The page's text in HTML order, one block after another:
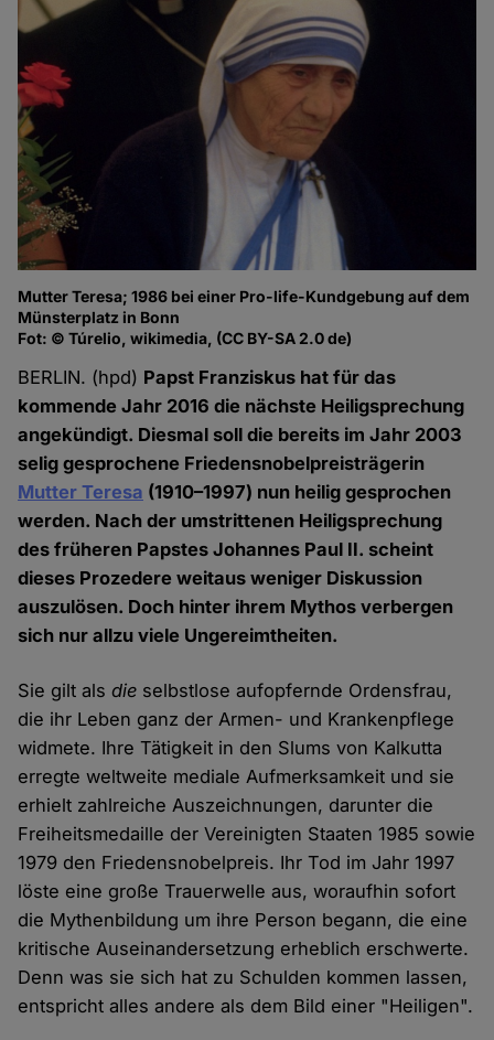
Mutter Teresa; 1986 bei einer Pro-life-Kundgebung auf dem
Münsterplatz in Bonn
Fot: © Túrelio, wikimedia, (CC BY-SA 2.0 de)
BERLIN. (hpd) Papst Franziskus hat für das
kommende Jahr 2016 die nächste Heiligsprechung
angekündigt. Diesmal soll die bereits im Jahr 2003
selig gesprochene Friedensnobelpreisträgerin
Mutter Teresa (1910–1997) nun heilig gesprochen
werden. Nach der umstrittenen Heiligsprechung
des früheren Papstes Johannes Paul II. scheint
dieses Prozedere weitaus weniger Diskussion
auszulösen. Doch hinter ihrem Mythos verbergen
sich nur allzu viele Ungereimtheiten.
Sie gilt alsdie selbstlose aufopfernde Ordensfrau,
die ihr Leben ganz der Armen- und Krankenpflege
widmete. Ihre Tätigkeit in den Slums von Kalkutta
erregte weltweite mediale Aufmerksamkeit und sie
erhielt zahlreiche Auszeichnungen, darunter die
Freiheitsmedaille der Vereinigten Staaten 1985 sowie
1979 den Friedensnobelpreis. Ihr Tod im Jahr 1997
löste eine große Trauerwelle aus, woraufhin sofort
die Mythenbildung um ihre Person begann, die eine
kritische Auseinandersetzung erheblich erschwerte.
Denn was sie sich hat zu Schulden kommen lassen,
entspricht alles andere als dem Bild einer "Heiligen".